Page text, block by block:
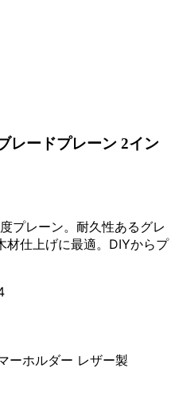
レードプレーン 2イン
プレーン。耐久性あるグレ
材仕上げに最適。DIYからプ
ーホルダー レザー製